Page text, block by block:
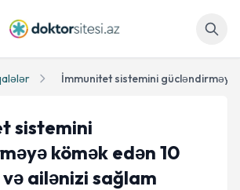
sistemini
kömək edən 10
ailənizi sağlam